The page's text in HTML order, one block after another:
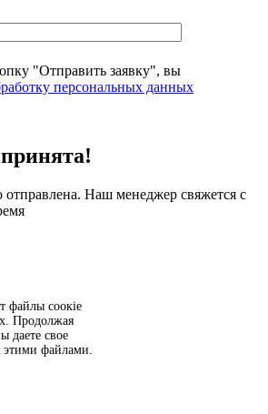
"Отправить заявку", вы
персональных данных
Наш менеджер свяжется с
на модерацию и появится на сайте
файлы сoокіе
Продолжая
даете свое
этими файлами.